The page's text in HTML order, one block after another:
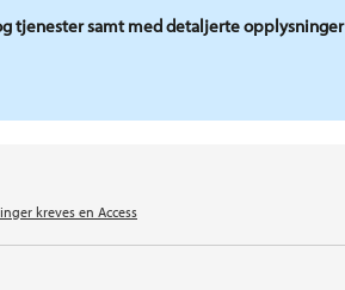
tjenester samt med detaljerte opplysninger
kreves en Access